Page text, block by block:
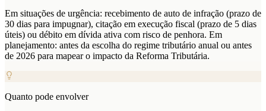
Em situações de urgência: recebimento de auto de infração (prazo de
30 dias para impugnar), citação em execução fiscal (prazo de 5 dias
úteis) ou débito em dívida ativa com risco de penhora. Em
planejamento: antes da escolha do regime tributário anual ou antes
de 2026 para mapear o impacto da Reforma Tributária.
Quanto pode envolver